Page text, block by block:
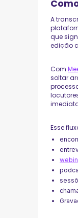
A
que
edição
Com
soltar
Esse